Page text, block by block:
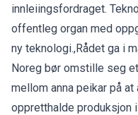
innleiingsfordraget.
offentleg organ med
ny teknologi.,Rådet ga i
Noreg bør omstille seg
mellom anna peikar på
oppretthalde produksjon